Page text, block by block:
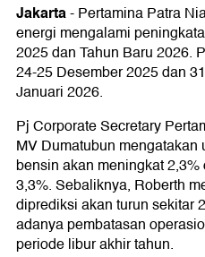
Jakarta-Pertamina Patra
energi mengalami
2025 dan Tahun Baru 2026.
24-25 Desember 2025 dan
Januari 2026.
Pj Corporate Secretary
MV Dumatubun
bensin akan meningkat
3,3%. Sebaliknya, Roberth
diprediksi akan turun sekitar
adanya pembatasan
periode libur akhir tahun.